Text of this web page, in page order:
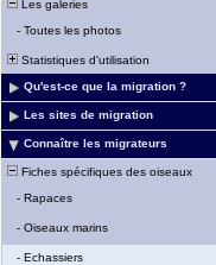
Les galeries
- Toutes les photos
Statistiques d'utilisation
Qu'est-ce que la migration ?
Les sites de migration
Connaître les migrateurs
Fiches spécifiques des oiseaux
- Rapaces
- Oiseaux marins
- Echassiers